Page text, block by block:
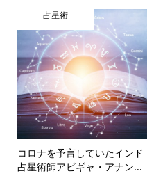
占星術
コロナを予言していたインド
占星術師アビギャ・アナン...